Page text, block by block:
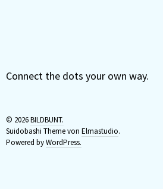
Connect the dots your own way.
© 2026BILDBUNT.
Suidobashi Theme von Elmastudio.
Powered byWordPress.